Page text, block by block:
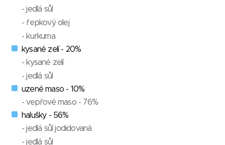
- jedlá sůl
- řepkový olej
- kurkuma
kysané zelí - 20%
- kysané zelí
- jedlá sůl
uzené maso - 10%
- vepřové maso - 76%
halušky - 56%
- jedlá sůl jodidovaná
- jedlá sůl